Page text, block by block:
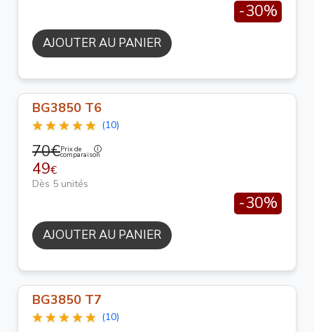
-30%
AJOUTER AU PANIER
BG3850 T6
(10)
70€Prix de
comparaison
49€
Dès 5 unités
-30%
AJOUTER AU PANIER
BG3850 T7
(10)